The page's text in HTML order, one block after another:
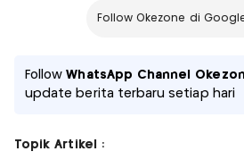
Follow Okezone di
FollowWhatsApp Channel
update berita terbaru setiap hari
Topik Artikel :